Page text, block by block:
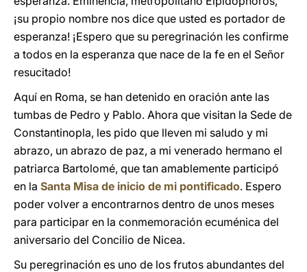
¡su propio nombre nos dice que usted es portador de
esperanza! ¡Espero que su peregrinación les confirme
a todos en la esperanza que nace de la fe en el Señor
resucitado!
Aquí en Roma, se han detenido en oración ante las
tumbas de Pedro y Pablo. Ahora que visitan la Sede de
Constantinopla, les pido que lleven mi saludo y mi
abrazo, un abrazo de paz, a mi venerado hermano el
patriarca Bartolomé, que tan amablemente participó
en la Santa Misa de inicio de mi pontificado. Espero
poder volver a encontrarnos dentro de unos meses
para participar en la conmemoración ecuménica del
aniversario del Concilio de Nicea.
Su peregrinación es uno de los frutos abundantes del